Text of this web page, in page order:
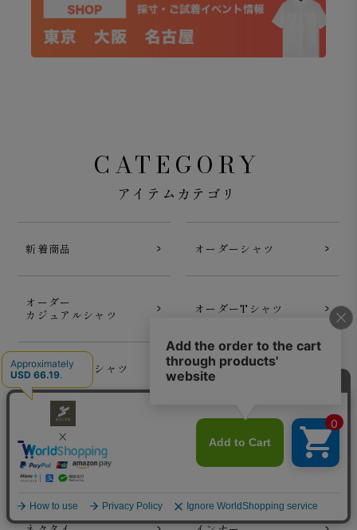
CATEGORY
アイテムカテゴリ
新着商品 オーダーシャツ
オーダー
カジュアルシャツ
オーダーTシャツ
オーダーポロシャツ セットアップ
アウター Tシャツ
トップス